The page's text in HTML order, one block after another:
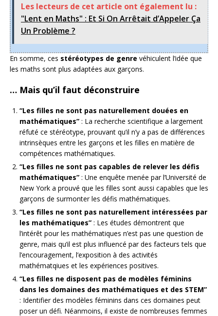
Les lecteurs de cet article ont également lu :
"Lent en Maths" : Et Si On Arrêtait d’Appeler Ça
Un Problème ?
En somme, ces stéréotypes de genre véhiculent l’idée que
les maths sont plus adaptées aux garçons.
… Mais qu’il faut déconstruire
“Les filles ne sont pas naturellement douées en
mathématiques” : La recherche scientifique a largement
réfuté ce stéréotype, prouvant qu’il n’y a pas de différences
intrinsèques entre les garçons et les filles en matière de
compétences mathématiques.
“Les filles ne sont pas capables de relever les défis
mathématiques” : Une enquête menée par l’Université de
New York a prouvé que les filles sont aussi capables que les
garçons de surmonter les défis mathématiques.
“Les filles ne sont pas naturellement intéressées par
les mathématiques” : Les études démontrent que
l’intérêt pour les mathématiques n’est pas une question de
genre, mais qu’il est plus influencé par des facteurs tels que
l’encouragement, l’exposition à des activités
mathématqiues et les expériences positives.
“Les filles ne disposent pas de modèles féminins
dans les domaines des mathématiques et des STEM”
: Identifier des modèles féminins dans ces domaines peut
poser un défi. Néanmoins, il existe de nombreuses femmes